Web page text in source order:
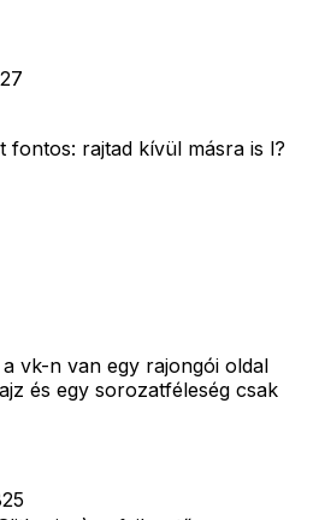
fontos: rajtad kívül másra is l?
vk-n van egy rajongói oldal
és egy sorozatféleség csak